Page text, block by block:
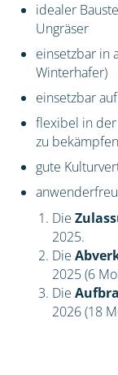
idealer
Ungräser
einsetzbar in
Winterhafer)
einsetzbar
flexibel in der
zu
gute
Die
2025.
Die
2025 (6
Die
2026 (18